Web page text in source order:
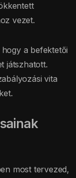
vezet.
a befektetői
játszhatott.
vita
most tervezed,